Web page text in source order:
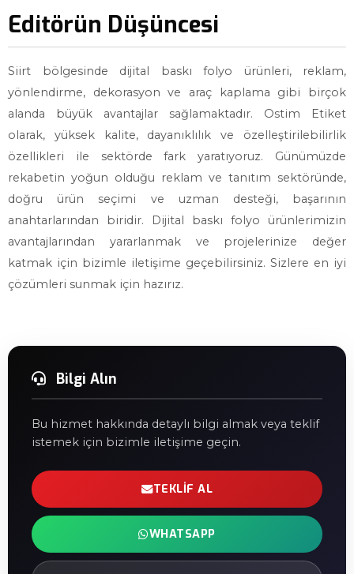
Editörün Düşüncesi
Siirt bölgesinde dijital baskı folyo ürünleri, reklam,
yönlendirme, dekorasyon ve araç kaplama gibi birçok
alanda büyük avantajlar sağlamaktadır. Ostim Etiket
olarak, yüksek kalite, dayanıklılık ve özelleştirilebilirlik
özellikleri ile sektörde fark yaratıyoruz. Günümüzde
rekabetin yoğun olduğu reklam ve tanıtım sektöründe,
doğru ürün seçimi ve uzman desteği, başarının
anahtarlarından biridir. Dijital baskı folyo ürünlerimizin
avantajlarından yararlanmak ve projelerinize değer
katmak için bizimle iletişime geçebilirsiniz. Sizlere en iyi
çözümleri sunmak için hazırız.
Bilgi Alın
Bu hizmet hakkında detaylı bilgi almak veya teklif
istemek için bizimle iletişime geçin.
TEKLIF AL
WHATSAPP